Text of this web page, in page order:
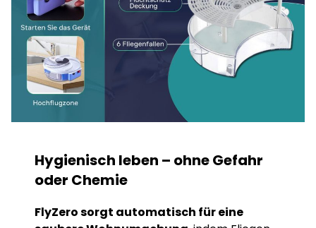
Hygienisch leben – ohne Gefahr
oder Chemie
FlyZero sorgt automatisch für eine